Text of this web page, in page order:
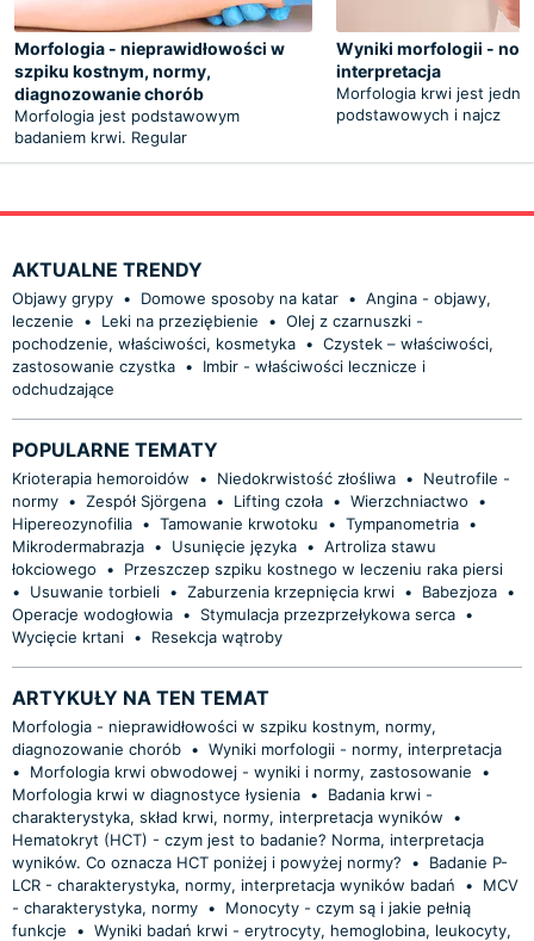
Morfologia - nieprawidłowości w
szpiku kostnym, normy,
diagnozowanie chorób
Morfologia jest podstawowym
badaniem krwi. Regular
Wyniki morfologii -
interpretacja
Morfologia krwi jest
podstawowych i najcz
AKTUALNE TRENDY
Objawy grypy • Domowe sposoby na katar • Angina - objawy,
leczenie
• Leki na przeziębienie • Olej z czarnuszki -
pochodzenie, właściwości, kosmetyka • Czystek – właściwości,
zastosowanie czystka •
Imbir - właściwości lecznicze i
odchudzające
POPULARNE TEMATY
Krioterapia hemoroidów • Niedokrwistość złośliwa •
Neutrofile -
normy • Zespół Sjörgena • Lifting czoła • Wierzchniactwo
•
Hipereozynofilia • Tamowanie krwotoku • Tympanometria •
Mikrodermabrazja • Usunięcie języka • Artroliza stawu
łokciowego
•
Przeszczep szpiku kostnego w leczeniu raka piersi
•
Usuwanie torbieli • Zaburzenia krzepnięcia krwi • Babezjoza •
Operacje wodogłowia • Stymulacja przezprzełykowa serca •
Wycięcie krtani • Resekcja wątroby
ARTYKUŁY NA TEN TEMAT
Morfologia - nieprawidłowości w szpiku kostnym, normy,
diagnozowanie chorób • Wyniki morfologii - normy, interpretacja
•
Morfologia krwi obwodowej - wyniki i normy, zastosowanie
•
Morfologia krwi w diagnostyce łysienia •
Badania krwi -
charakterystyka, skład krwi, normy, interpretacja wyników
•
Hematokryt (HCT) - czym jest to badanie? Norma, interpretacja
wyników. Co oznacza HCT poniżej i powyżej normy?
•
Badanie P-
LCR - charakterystyka, normy, interpretacja wyników badań
•
MCV
- charakterystyka, normy •
Monocyty - czym są i jakie pełnią
funkcje
• Wyniki badań krwi - erytrocyty, hemoglobina, leukocyty,